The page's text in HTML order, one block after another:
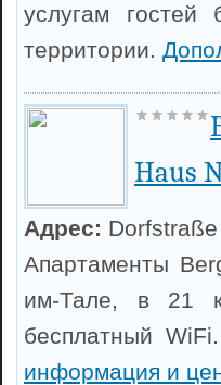
услугам гостей
территории.
Haus
Адрес:
Апартаменты
им-Тале, в 21
бесплатный
информация и